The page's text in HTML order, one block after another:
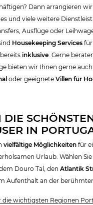
Dann arrangieren
und viele weitere
Ausflüge oder
Housekeeping Services
inklusive. Gerne
bieten wir Ihnen gerne auch
oder geeignete Villen für
IN
vielfältige Möglichkeiten für
Urlaub. Wählen
Douro Tal, den Atlantik
Aufenthalt an der
die wichtigsten Regionen